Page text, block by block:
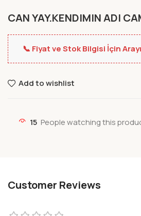
CAN YAY.KENDIMIN ADI
📞 Fiyat ve Stok Bilgisi İçin
Add to wishlist
15 People watching this
Customer Reviews